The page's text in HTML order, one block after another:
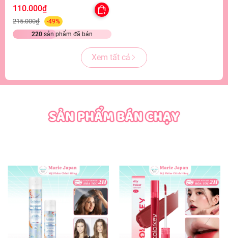
Mịn Purifying Clay Mask -
TẶNG SET SAMPLE 2 GEL TẮM
110.000₫
215.000₫
-49%
220 sản phẩm đã bán
Xem tất cả